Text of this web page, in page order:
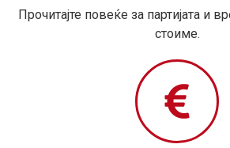
Прочитајте повеќе за партијата и
стоиме.